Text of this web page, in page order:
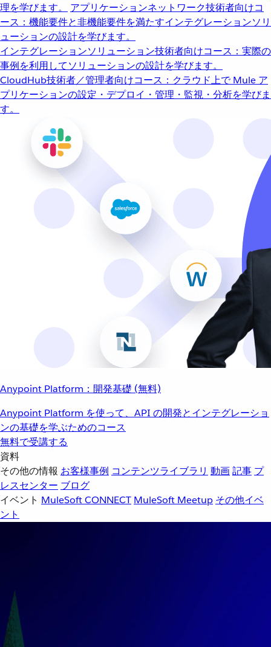
理を学びます。
アプリケーションネットワーク技術者向けコ
ース：機能要件と非機能要件を満たすインテグレーションソリ
ューションの設計を学びます。
インテグレーションソリューション技術者向けコース：実際の
事例を利用してソリューションの設計を学びます。
CloudHub技術者／管理者向けコース：クラウド上で Mule ア
プリケーションの設定・デプロイ・管理・監視・分析を学びま
す。
Anypoint Platform：開発基礎 (無料)
Anypoint Platform を使って、API の開発とインテグレーショ
ンの基礎を学ぶためのコース
無料で受講する
資料
その他の情報 お客様事例 コンテンツライブラリ 動画記事 プ
レスセンター ブログ
イベント MuleSoft CONNECT MuleSoft Meetup その他イベ
ント